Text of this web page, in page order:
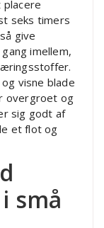
seks timers
give
imellem,
visne blade
overgroet og
sig godt af
et flot og
små